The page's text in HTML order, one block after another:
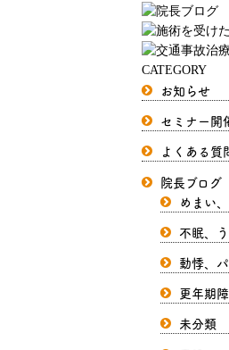
CATEGORY
お知らせ
セミナー開
よくある質
院長ブログ
めまい
不眠、
動悸、
更年期
未分類